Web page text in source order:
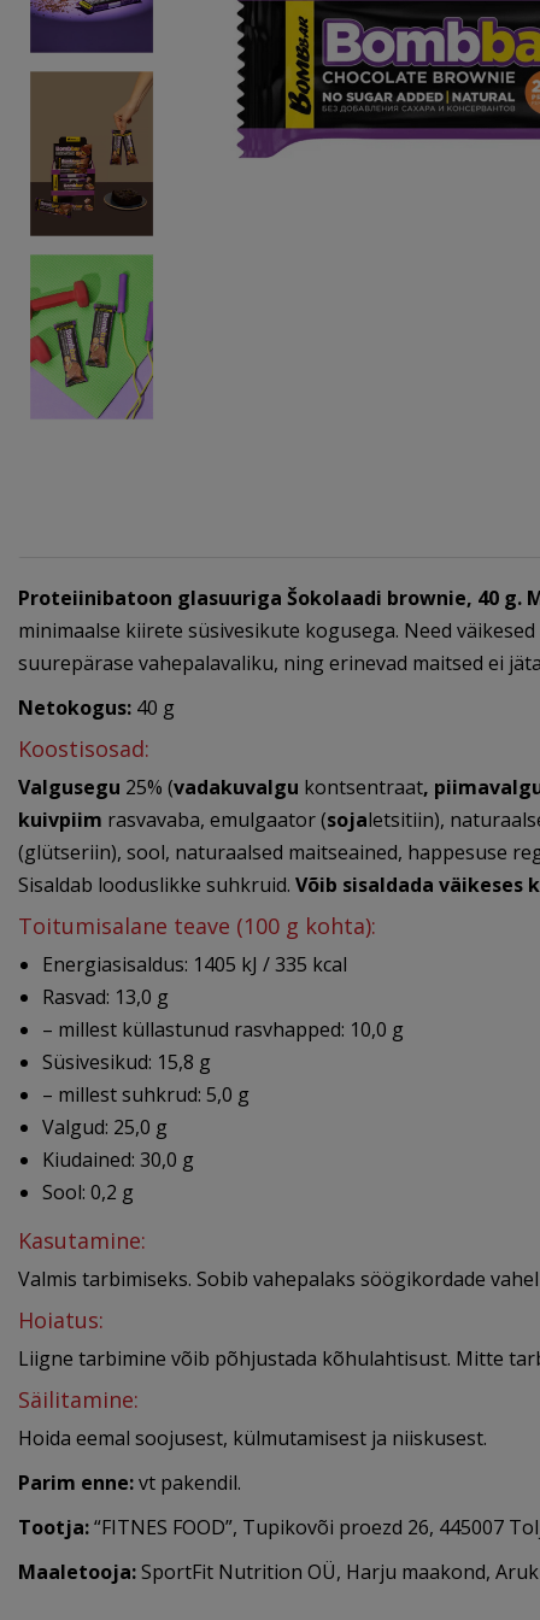
Proteiinibatoon glasuuriga Šokolaadi brownie, 40 g.
minimaalse kiirete süsivesikute kogusega. Need
suurepärase vahepalavaliku, ning erinevad maitsed ei
Netokogus: 40 g
Koostisosad:
Valgusegu 25% (vadakuvalgu kontsentraat,
kuivpiim rasvavaba, emulgaator (sojaletsitiin),
(glütseriin), sool, naturaalsed maitseained, happesuse
Sisaldab looduslikke suhkruid. Võib sisaldada
Toitumisalane teave (100 g kohta):
Energiasisaldus: 1405 kJ / 335 kcal
Rasvad: 13,0 g
– millest küllastunud rasvhapped: 10,0 g
Süsivesikud: 15,8 g
– millest suhkrud: 5,0 g
Valgud: 25,0 g
Kiudained: 30,0 g
Sool: 0,2 g
Kasutamine:
Valmis tarbimiseks. Sobib vahepalaks söögikordade
Hoiatus:
Liigne tarbimine võib põhjustada kõhulahtisust. Mitte
Säilitamine:
Hoida eemal soojusest, külmutamisest ja niiskusest.
Parim enne:vt pakendil.
Tootja:“FITNES FOOD”, Tupikovõi proezd 26, 445007
Maaletooja:SportFit Nutrition OÜ, Harju maakond,